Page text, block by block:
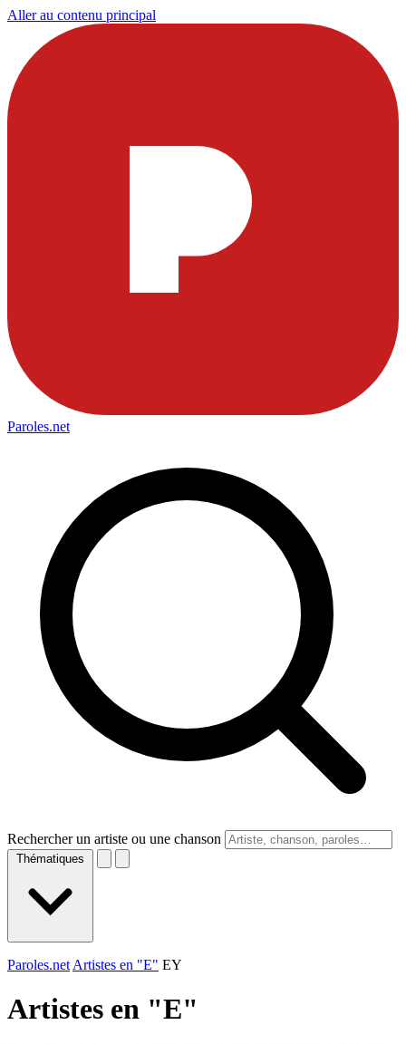
Aller au contenu principal
Paroles.net
Rechercher un artiste ou une chanson
Thématiques
Paroles.net Artistes en "E" EY
Artistes en "E"